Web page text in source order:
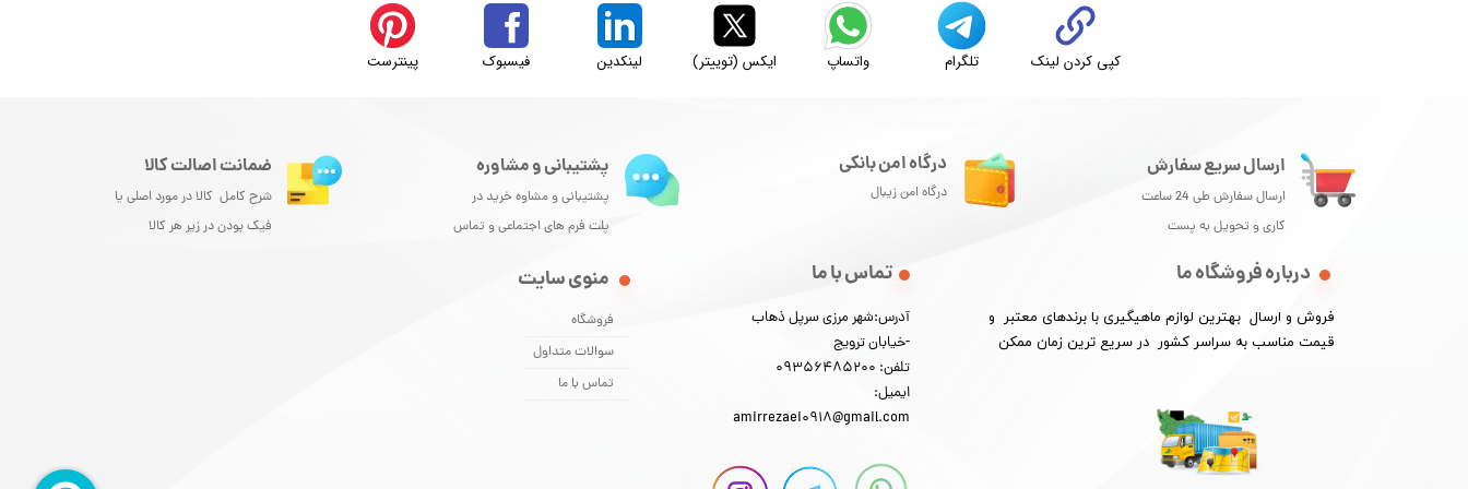
کپی کردن لینک تلگرام واتساپ ایکس (توییتر) لینکدین فیسبوک پینترست
ارسال سریع سفارش
ارسال سفارش طی 24 ساعت
کاری و تحویل به پست
درباره فروشگاه ما
فروش و ارسال بهترین لوازم ماهیگیری با برندهای معتبر و
​​​​​​​قیمت مناسب به سراسر کشور در سریع ترین زمان ممکن
منوی سایت
فروشگاه
سوالات متداول
تماس با ما
تماس با ما
آدرس:شهر مرزی سرپل ذهاب
-خیابان ترویج
تلفن: 09356485200
ایمیل:
amirrezaei0918@gmail.com
درگاه امن بانکی
درگاه امن زیبال
پشتیبانی و مشاوره
پشتیبانی و مشاوه خرید در
پلت فرم های اجتماعی و تماس
ضمانت اصالت کالا
شرح کامل کالا در مورد اصلی یا
فیک بودن در زیر هر کالا